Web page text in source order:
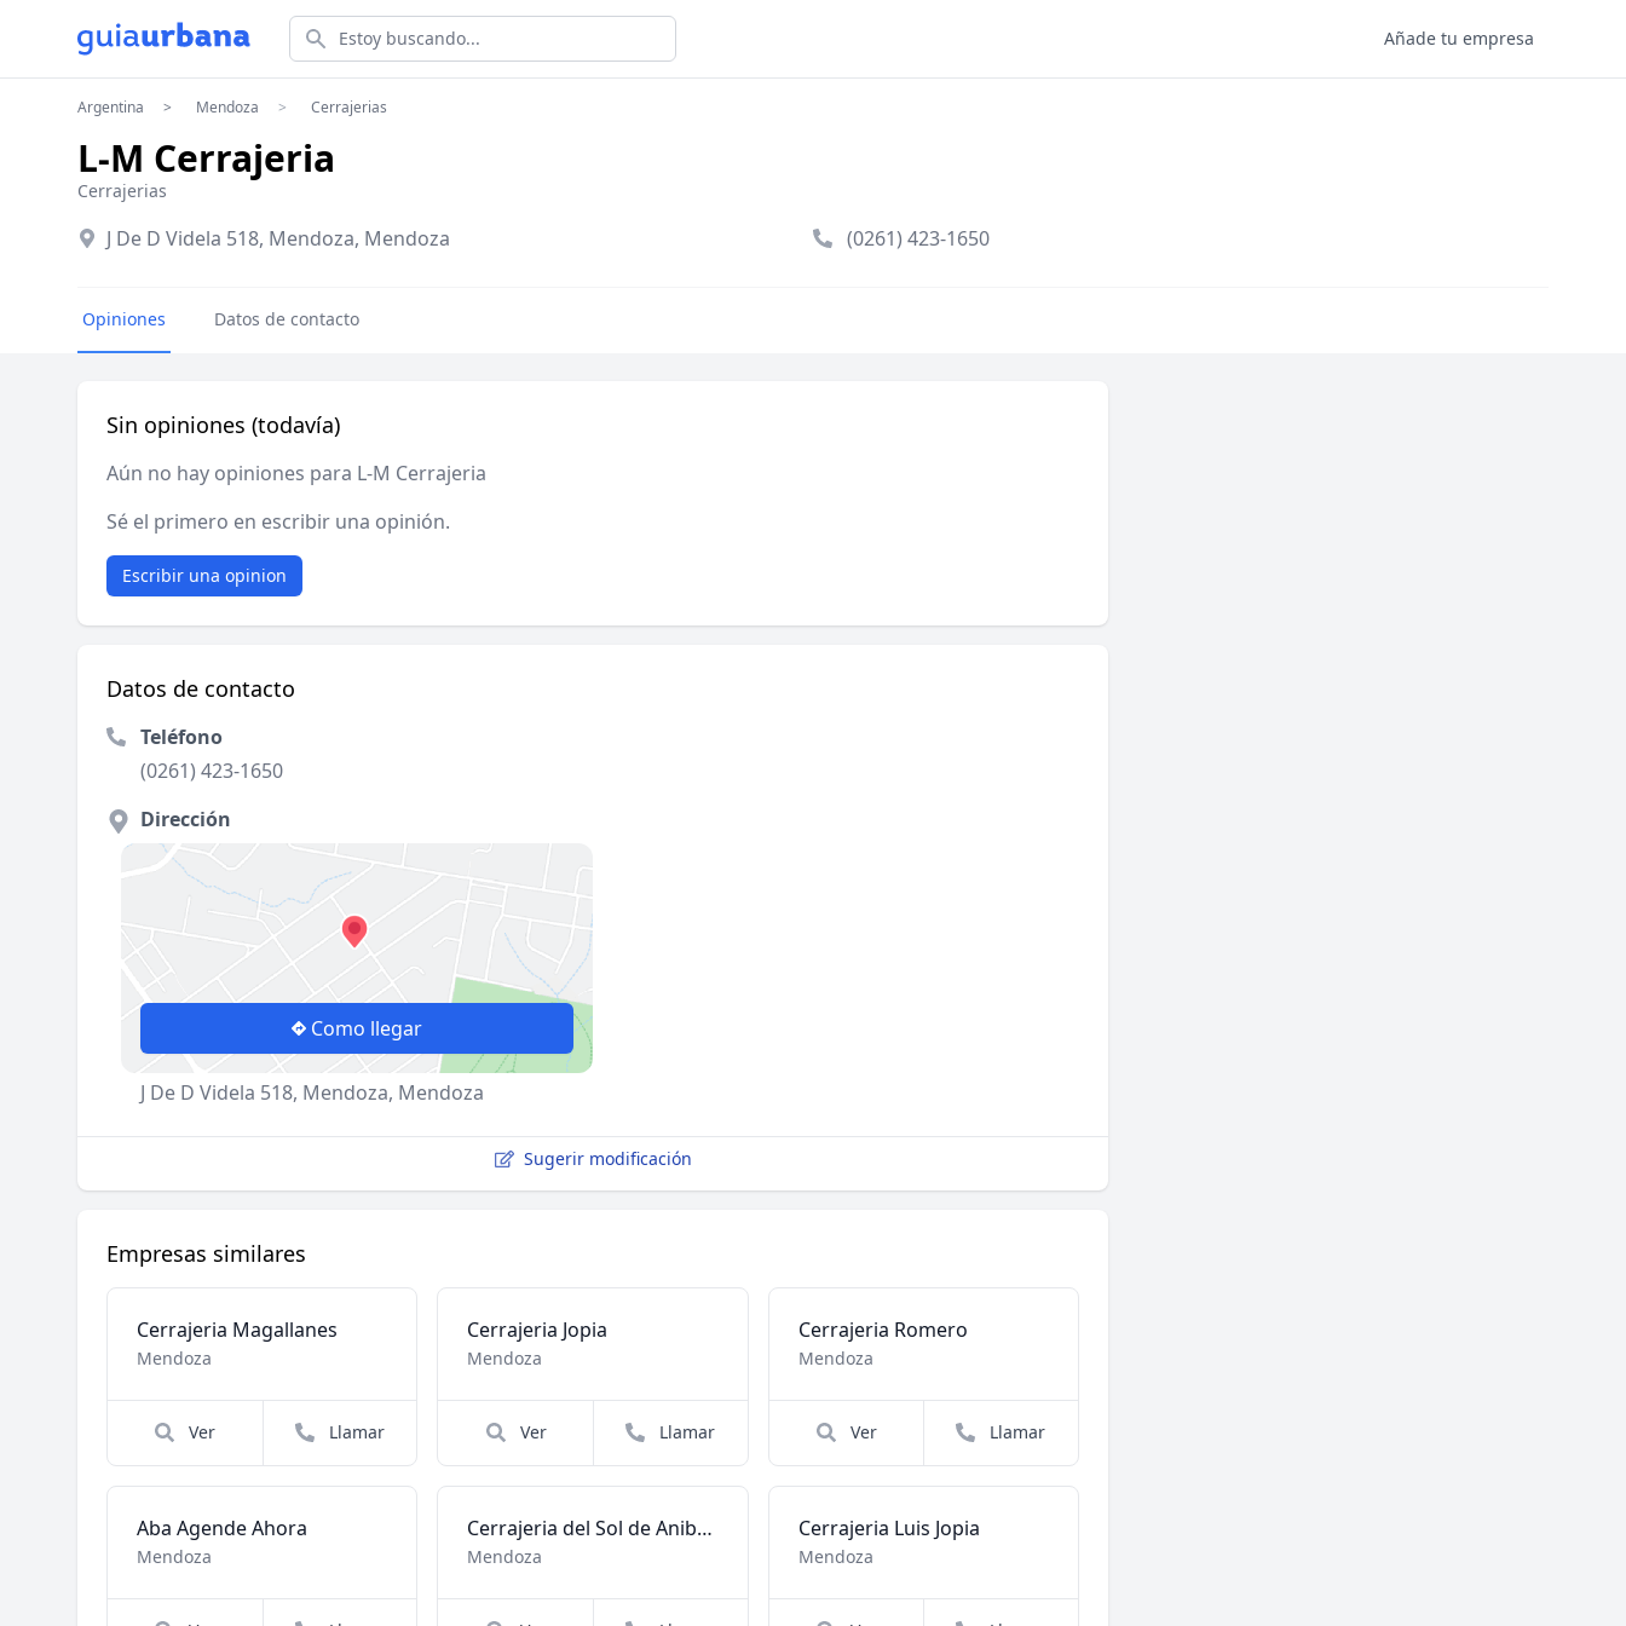
Estoy buscando... Añade tu empresa
Argentina Mendoza Cerrajerias
L-M Cerrajeria
Cerrajerias
J De D Videla 518, Mendoza, Mendoza (0261) 423-1650
Opiniones Datos de contacto
Sin opiniones (todavía)
Aún no hay opiniones para L-M Cerrajeria
Sé el primero en escribir una opinión.
Escribir una opinion
Datos de contacto
Teléfono
(0261) 423-1650
Dirección
Como llegar
J De D Videla 518, Mendoza, Mendoza
Sugerir modificación
Empresas similares
Cerrajeria Magallanes
Mendoza
Ver Llamar
Cerrajeria Jopia
Mendoza
Ver Llamar
Cerrajeria Romero
Mendoza
Ver Llamar
Aba Agende Ahora
Mendoza
Cerrajeria del Sol de Anibal Leanza
Mendoza
Cerrajeria Luis Jopia
Mendoza